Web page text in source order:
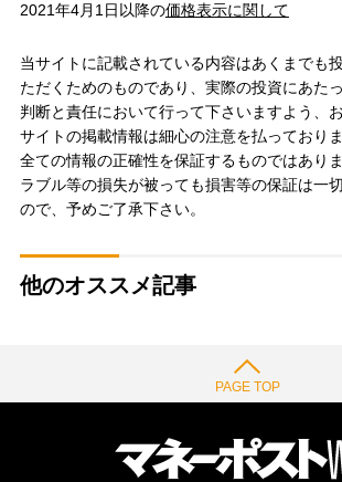
2021年4月1日以降の価格表示に関して
当サイトに記載されている内容はあくまでも
ただくためのものであり、実際の投資にあた
判断と責任において行って下さいますよう、
サイトの掲載情報は細心の注意を払っており
全ての情報の正確性を保証するものではあり
ラブル等の損失が被っても損害等の保証は一
ので、予めご了承下さい。
他のオススメ記事
PAGE TOP